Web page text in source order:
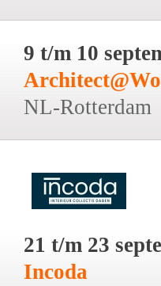
9 t/m 10
NL-Rotterdam
21 t/m 23
Incoda